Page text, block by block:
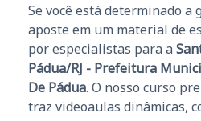
Se você está determinado a
aposte em um material de
por especialistas para a
Pádua/RJ - Prefeitura
De Pádua. O nosso curso
traz videoaulas dinâmicas,